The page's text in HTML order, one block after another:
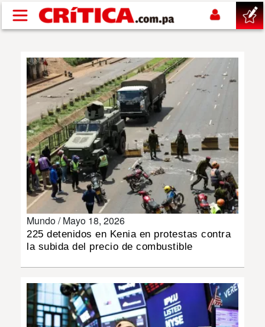
Pasar al contenido principal
SUCESOS
NACIONAL
POLÍTICA
SHOW
DEPORTES
INSÓLITAS
MULTIMEDIA
Mundo /Mayo 18, 2026
225 detenidos en Kenia en protestas contra
la subida del precio de combustible